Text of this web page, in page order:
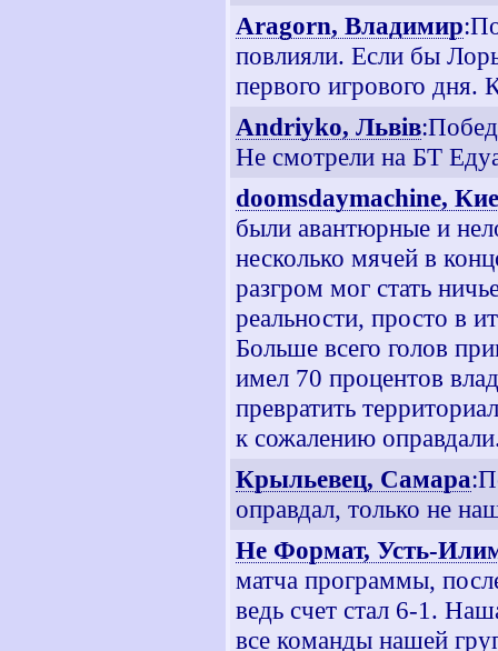
Aragorn, Владимир
повлияли. Если бы
первого игрового дня.
Andriyko, Львiв
Не смотрели на БТ
doomsdaymachine,
были авантюрные и
несколько мячей в
разгром мог стать
реальности, просто в
Больше всего голов
имел 70 процентов
превратить
к сожалению
Крыльевец, Самара
оправдал, только не
Не Формат, Усть-
матча программы,
ведь счет стал 6-1.
все команды нашей